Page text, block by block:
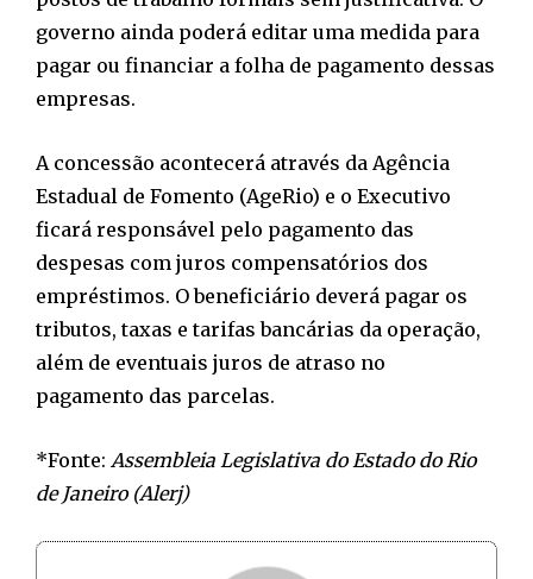
governo ainda poderá editar uma medida para
pagar ou financiar a folha de pagamento dessas
empresas.
A concessão acontecerá através da Agência
Estadual de Fomento (AgeRio) e o Executivo
ficará responsável pelo pagamento das
despesas com juros compensatórios dos
empréstimos. O beneficiário deverá pagar os
tributos, taxas e tarifas bancárias da operação,
além de eventuais juros de atraso no
pagamento das parcelas.
*Fonte: Assembleia Legislativa do Estado do Rio
de Janeiro (Alerj)